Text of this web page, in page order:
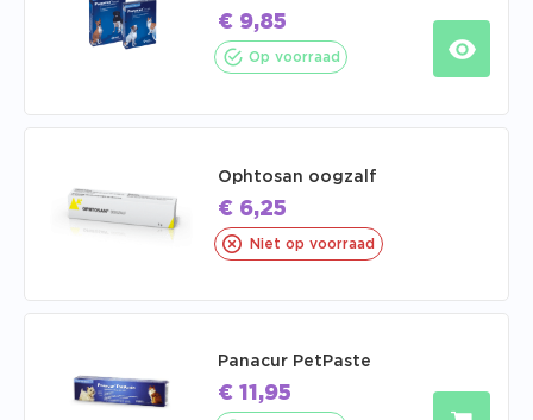
€ 9,85
Op voorraad
Ophtosan oogzalf
€ 6,25
Niet op voorraad
Panacur PetPaste
€ 11,95